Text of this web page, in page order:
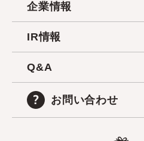
企業情報
IR情報
Q&A
お問い合わせ